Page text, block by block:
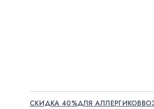
СКИДКА 40%ДЛЯ АЛЛЕРГИКОВ